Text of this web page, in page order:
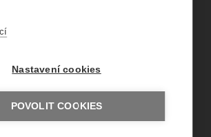
společnost Sirius
ISSN 1805-8876
nazory@sancedetem.cz
Odběr novinek e-mailem
Nastavení cookies
POVOLIT COOKIES